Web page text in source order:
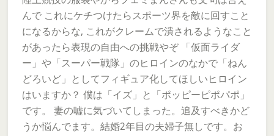
んで これにケチつけたらスポーツ界を敵に回すこと
になるからな, これがクレームで潰されるようなこと
があったら表現の自由への挑戦やぞ 「仮面ライダ
ー」や「スーパー戦隊」のヒロインのなかで「ねん
どろいど」としてフィギュア化してほしいヒロイン
はいますか？ 僕は「イズ」と「ポッピーピポパポ」
です。 妻の嘘に気づいてしまった。追及すべきかど
うか悩んでます。結婚2年目の夫婦子無しです。お